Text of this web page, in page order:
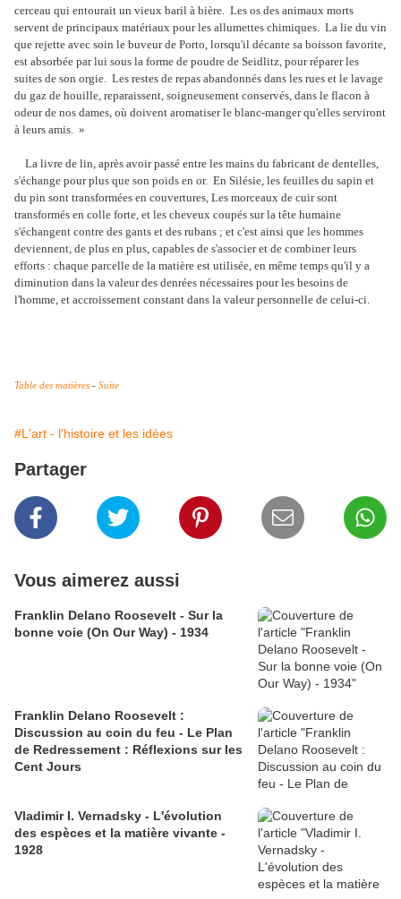
cerceau qui entourait un vieux baril à bière. Les os des animaux morts
servent de principaux matériaux pour les allumettes chimiques. La lie du vin
que rejette avec soin le buveur de Porto, lorsqu'il décante sa boisson favorite,
est absorbée par lui sous la forme de poudre de Seidlitz, pour réparer les
suites de son orgie. Les restes de repas abandonnés dans les rues et le lavage
du gaz de houille, reparaissent, soigneusement conservés, dans le flacon à
odeur de nos dames, où doivent aromatiser le blanc-manger qu'elles serviront
à leurs amis. »
La livre de lin, après avoir passé entre les mains du fabricant de dentelles,
s'échange pour plus que son poids en or. En Silésie, les feuilles du sapin et
du pin sont transformées en couvertures, Les morceaux de cuir sont
transformés en colle forte, et les cheveux coupés sur la tête humaine
s'échangent contre des gants et des rubans ; et c'est ainsi que les hommes
deviennent, de plus en plus, capables de s'associer et de combiner leurs
efforts : chaque parcelle de la matière est utilisée, en même temps qu'il y a
diminution dans la valeur des denrées nécessaires pour les besoins de
l'homme, et accroissement constant dans la valeur personnelle de celui-ci.
Table des matières - Suite
#L'art - l'histoire et les idées
Partager
Vous aimerez aussi
Franklin Delano Roosevelt - Sur la
bonne voie (On Our Way) - 1934
Franklin Delano Roosevelt :
Discussion au coin du feu - Le Plan
de Redressement : Réflexions sur les
Cent Jours
Vladimir I. Vernadsky - L'évolution
des espèces et la matière vivante -
1928